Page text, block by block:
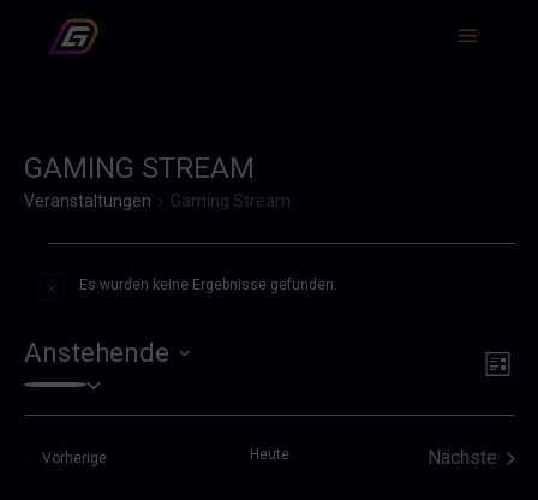
GAMING STREAM
Veranstaltungen Gaming Stream
HinweisEs wurden keine Ergebnisse gefunden.
Liste
Anstehende
Datum
VorherigeVeranstaltungen Heute
Nächste